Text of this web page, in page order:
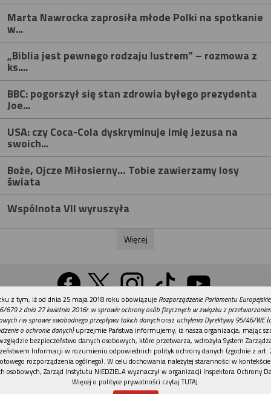
Marta Nawrocka zaprosiła młode Polki na spotkanie
w...
„Biblia jest pewnego rodzaju lustrem” – rozmowa z
ks....
BBC: pogorszył się stan zdrowia byłego prezydenta
Joe...
USA: czy Coca-Cola dyskryminuje imię Jezusa na
swoich...
Boże, Ojcze Miłosierny… Tobie zawierzamy losy
świata
Wspólnota VII wyruszyła
Więcej
Wersja na komputer
Działy Tematy Kontakt Reklama
Patronaty
Polityka prywatności
REKLAMA
z tym, iż od dnia 25 maja 2018 roku obowiązuje Rozporządzenie Parlamentu
679 z dnia 27 kwietnia 2016r. w sprawie ochrony osób fizycznych w związku z
i w sprawie swobodnego przepływu takich danychoraz uchylenia Dyrektywy 95/46/WE
o ochronie danych)uprzejmie Państwa informujemy, iż nasza organizacja, mając
bezpieczeństwo danych osobowych, które przetwarza, wdrożyła System
Informacji w rozumieniu odpowiednich polityk ochrony danych (zgodnie z art.
rozporządzenia ogólnego). W celu dochowania należytej staranności w
osobowych, Zarząd Instytutu NIEDZIELA wyznaczył w organizacji Inspektora Ochrony
Więcej o polityce prywatności czytaj TUTAJ.